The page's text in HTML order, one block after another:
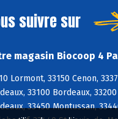
suivre sur
magasin Biocoop 4
Lormont, 33150 Cenon,
33100 Bordeaux,
33450 Montussan,